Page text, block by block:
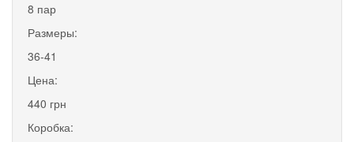
8 пар
Размеры:
36-41
Цена:
440 грн
Коробка: